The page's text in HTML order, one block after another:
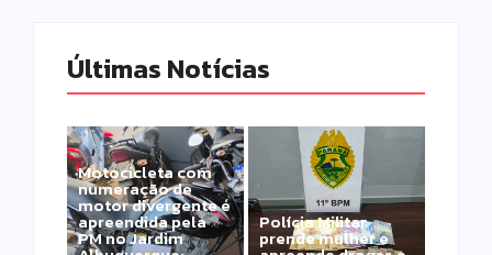
Últimas Notícias
Motocicleta com
numeração de
motor divergente é
apreendida pela
PM no Jardim
Polícia Militar
prende mulher e